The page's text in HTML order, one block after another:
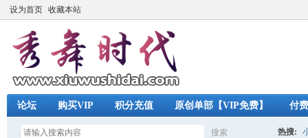
设为首页 收藏本站
论坛 购买VIP 积分充值 原创单部【VIP免费】 付
搜索 热搜: